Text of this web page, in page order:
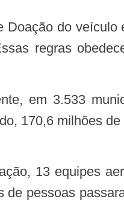
regras
em 3.533
170,6 milhões
pessoas